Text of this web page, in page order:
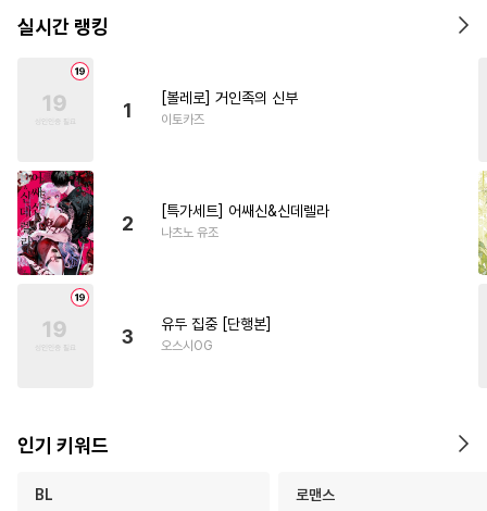
실시간 랭킹
1
[볼레로] 거인족의 신부
이토카즈
2
[특가세트] 어쌔신&신데렐라
나츠노 유조
3
유두 집중 [단행본]
오스시OG
인기 키워드
BL 로맨스